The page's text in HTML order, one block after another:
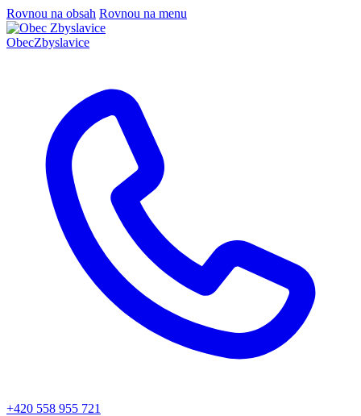
Rovnou na obsah Rovnou na menu
ObecZbyslavice
+420 558 955 721